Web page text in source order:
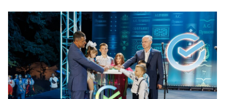
Книги
Выставки
Пресс-
релизы
О
Metro